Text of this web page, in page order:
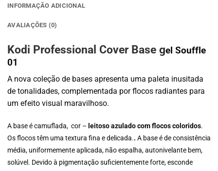
INFORMAÇÃO ADICIONAL
AVALIAÇÕES (0)
Kodi Professional Cover Base gel Souffle
01
A nova coleção de bases apresenta uma paleta inusitada
de tonalidades, complementada por flocos radiantes para
um efeito visual maravilhoso.
A base é camuflada, cor – leitoso azulado com flocos coloridos.
Os flocos têm uma textura fina e delicada.. A base é de consistência
média, uniformemente aplicada, não espalha, autonivelante bem,
solúvel. Devido à pigmentação suficientemente forte, esconde